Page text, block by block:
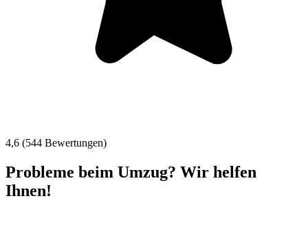
4,6 (544 Bewertungen)
Probleme beim Umzug? Wir helfen
Ihnen!